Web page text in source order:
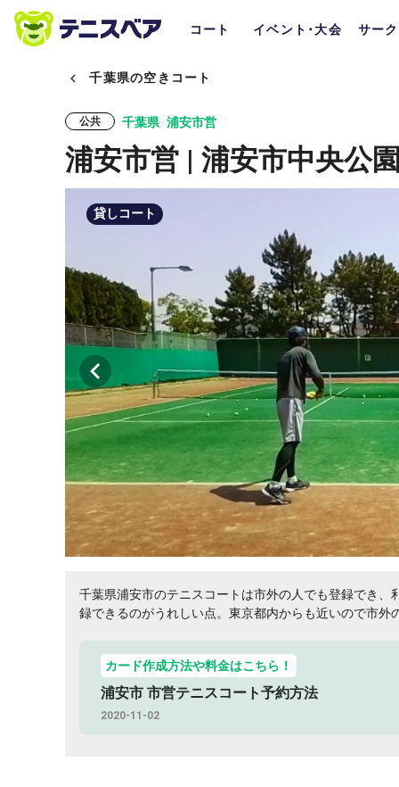
コート イベント･大会 サー
千葉県の空きコート
公共 千葉県 浦安市営
浦安市営 | 浦安市中央公
貸しコート
千葉県浦安市のテニスコートは市外の人でも登録でき
録できるのがうれしい点。東京都内からも近いので市外
カード作成方法や料金はこちら！
浦安市 市営テニスコート予約方法
2020-11-02